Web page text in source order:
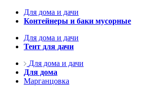
Для дома и дачи
Контейнеры и баки мусорные
Для дома и дачи
Тент для дачи
Для дома и дачи
Для дома
Марганцовка